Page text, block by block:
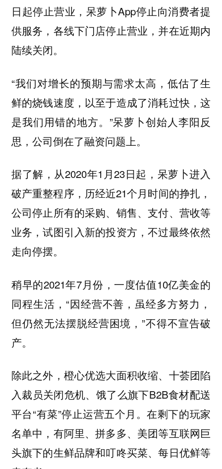
日起停止营业，呆萝卜App停止向消费者提
供服务，各线下门店停止营业，并在近期内
陆续关闭。
“我们对增长的预期与需求太高，低估了生
鲜的烧钱速度，以至于造成了消耗过快，这
是我们用错的地方。”呆萝卜创始人李阳反
思，公司倒在了融资问题上。
据了解，从2020年1月23日起，呆萝卜进入
破产重整程序，历经近21个月时间的挣扎，
公司停止所有的采购、销售、支付、营收等
业务，试图引入新的投资方，不过最终依然
走向停摆。
稍早的2021年7月份，一度估值10亿美金的
同程生活，“因经营不善，虽经多方努力，
但仍然无法摆脱经营困境，”不得不宣告破
产。
除此之外，橙心优选大面积收缩、十荟团陷
入裁员关闭危机、饿了么旗下B2B食材配送
平台“有菜”停止运营五个月。在剩下的玩家
名单中，有阿里、拼多多、美团等互联网巨
头旗下的生鲜品牌和叮咚买菜、每日优鲜等